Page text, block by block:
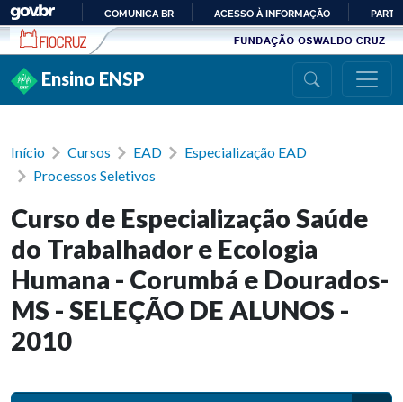
Ir para conteúdo
PARA
COMUNICA BR ACESSO À INFORMAÇÃO
Ensino ENSP
Início Cursos EAD
Especialização EAD
Processos Seletivos
Curso de Especialização Saúde
do Trabalhador e Ecologia
Humana - Corumbá e Dourados-
MS - SELEÇÃO DE ALUNOS -
2010